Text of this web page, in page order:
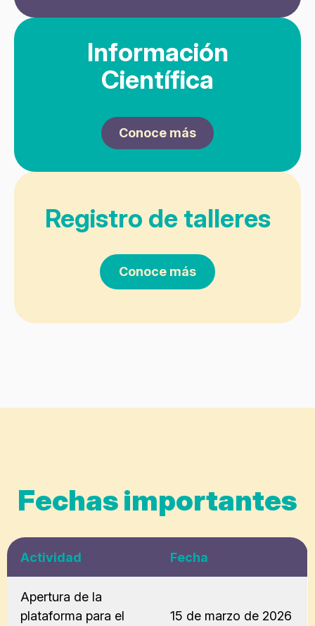
Información
Científica
Conoce más
Registro de talleres
Conoce más
Fechas importantes
Actividad Fecha
Apertura de la
plataforma para el
15 de marzo de 2026